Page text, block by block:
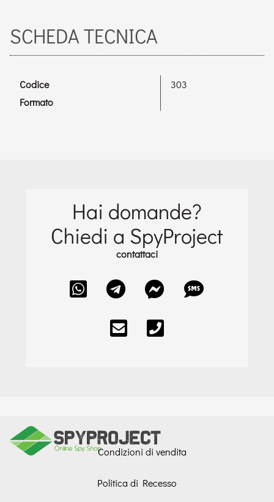
SCHEDA TECNICA
Codice
303
Formato
Hai domande?
Chiedi a SpyProject
contattaci
Condizioni di vendita
Politica di Recesso